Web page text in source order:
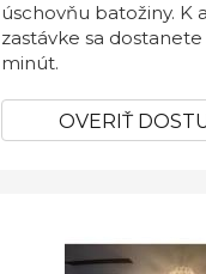
úschovňu batožiny. K
zastávke sa
minút.
OVERIŤ